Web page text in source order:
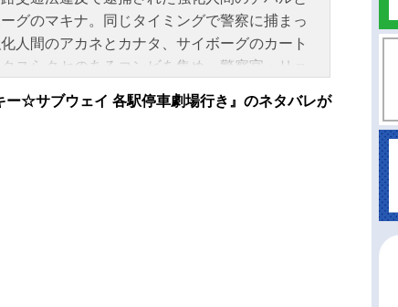
グのマキナ。同じタイミングで警察に捕まっ
人間のアカネとカナタ、サイボーグのカート
スらクセのあるコンビを集め、警察官・リョ
称”ミルキー☆サブウェイ”の清掃をすること。
☆サブウェイ 各駅停車劇場行き』のネタバレが